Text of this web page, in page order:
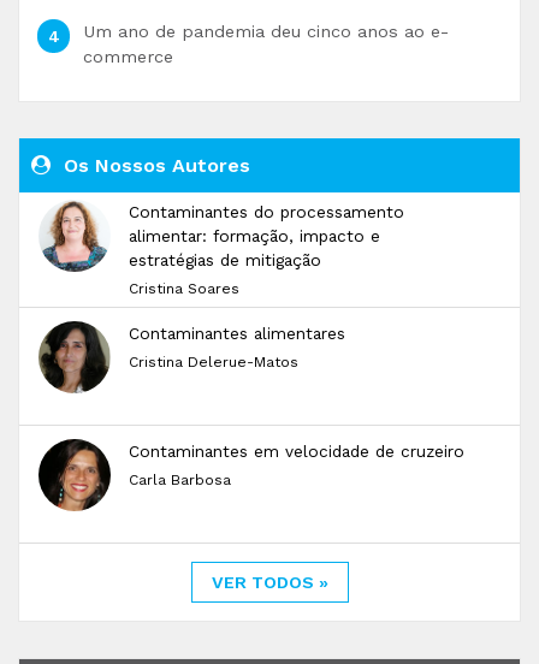
Um ano de pandemia deu cinco anos ao e-
commerce
Os Nossos Autores
Contaminantes do processamento
alimentar: formação, impacto e
estratégias de mitigação
Cristina Soares
Contaminantes alimentares
Cristina Delerue-Matos
Contaminantes em velocidade de cruzeiro
Carla Barbosa
VER TODOS »